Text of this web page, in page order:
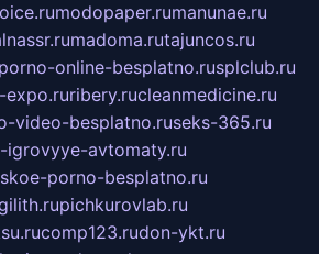
modopaper.rumanunae.ru
madoma.rutajuncos.ru
porno-online-besplatno.rusplclub.ru
ribery.rucleanmedicine.ru
video-besplatno.ruseks-365.ru
igrovyye-avtomaty.ru
porno-besplatno.ru
pichkurovlab.ru
comp123.rudon-ykt.ru